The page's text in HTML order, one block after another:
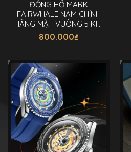
ĐỒNG HỒ MARK
FAIRWHALE NAM CHÍNH
HÃNG MẶT VUÔNG 5 KIM
40MM
800.000₫